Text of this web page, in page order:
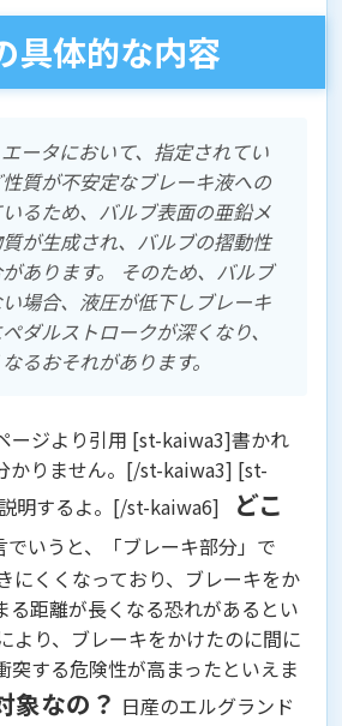
具体的な内容
ータにおいて、指定されてい
質が不安定なブレーキ液への
るため、バルブ表面の亜鉛メ
が生成され、バルブの摺動性
あります。 そのため、バルブ
場合、液圧が低下しブレーキ
ダルストロークが深くなり、
るおそれがあります。
ージより引用 [st-kaiwa3]書かれ
かりません。[/st-kaiwa3] [st-
明するよ。[/st-kaiwa6]
どこ
でいうと、 「ブレーキ部分」 で
にくくなっており、ブレーキをか
る距離が長くなる恐れがあるとい
より、ブレーキをかけたのに間に
突する危険性が高まったといえま
象なの？ 日産のエルグランド